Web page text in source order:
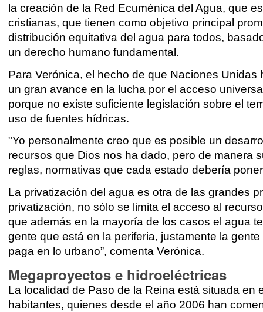
la creación de la Red Ecuménica del Agua, que
cristianas, que tienen como objetivo principal
distribución equitativa del agua para todos,
un derecho humano fundamental.
Para Verónica, el hecho de que Naciones
un gran avance en la lucha por el acceso
porque no existe suficiente legislación sobre el
uso de fuentes hídricas.
"Yo personalmente creo que es posible un
recursos que Dios nos ha dado, pero de manera
reglas, normativas que cada estado debería
La privatización del agua es otra de las grandes
privatización, no sólo se limita el acceso al
que además en la mayoría de los casos el agua
gente que está en la periferia, justamente la
paga en lo urbano”, comenta Verónica.
Megaproyectos e hidroeléctricas
La localidad de Paso de la Reina está situada
habitantes, quienes desde el año 2006 han